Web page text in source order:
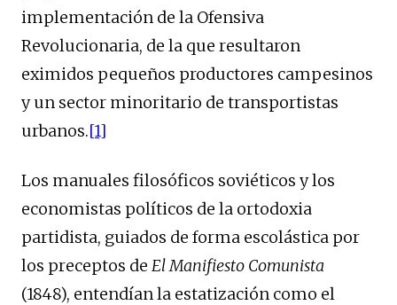
implementación de la Ofensiva
Revolucionaria, de la que resultaron
eximidos pequeños productores campesinos
y un sector minoritario de transportistas
urbanos.[1]
Los manuales filosóficos soviéticos y los
economistas políticos de la ortodoxia
partidista, guiados de forma escolástica por
los preceptos de El Manifiesto Comunista
(1848), entendían la estatización como el